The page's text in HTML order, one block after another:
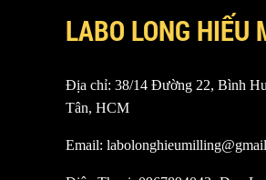
LABO LONG HIẾU
Địa chỉ: 38/14 Đường 22, Bình
Tân, HCM
Email: